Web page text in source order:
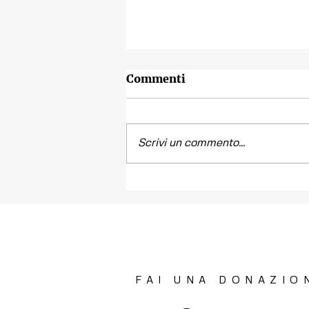
Commenti
Scrivi un commento...
FAI UNA